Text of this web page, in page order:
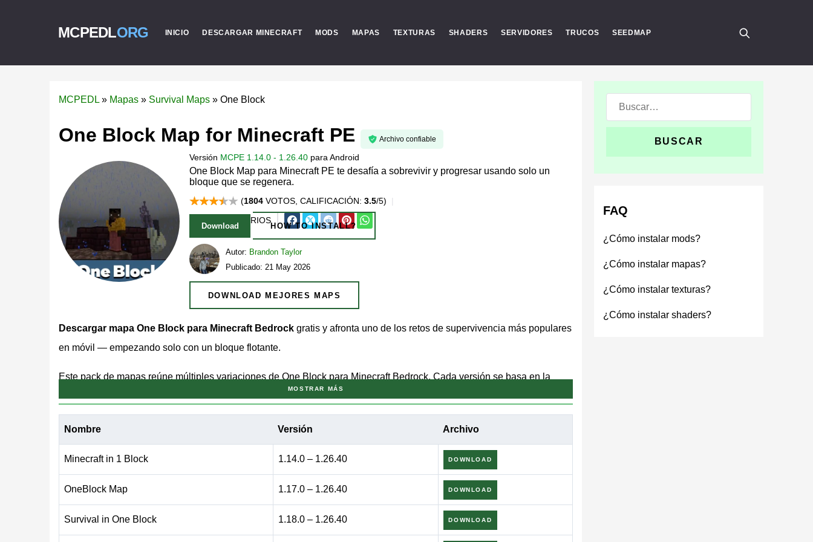
MCPEDLORG INICIO DESCARGAR MINECRAFT MODS MAPAS TEXTURAS SHADERS SERVIDORES TRUCOS SEEDMAP
MCPEDL » Mapas » Survival Maps » One Block
One Block Map for Minecraft PE Archivo confiable
Versión MCPE 1.14.0 - 1.26.40 para Android
One Block Map para Minecraft PE te desafía a sobrevivir y progresar usando solo un
bloque que se regenera.
(1804 VOTOS, CALIFICACIÓN: 3.5/5)
8 COMENTARIOS
Download HOW TO INSTALL?
Autor: Brandon Taylor
Publicado: 21 May 2026
DOWNLOAD MEJORES MAPS
Descargar mapa One Block para Minecraft Bedrock gratis y afronta uno de los retos de supervivencia más populares
en móvil — empezando solo con un bloque flotante.
Este pack de mapas reúne múltiples variaciones de One Block para Minecraft Bedrock. Cada versión se basa en la
Todas las versiones son gratuitas y funcionan en Android. No se necesitan mods — solo descarga, importa y empieza a
romper.
Cómo Funciona One Block
El jugador aparece sobre
sobre el vacío. Ese único bloque es la única fuente de recursos en todo el
MOSTRAR MÁS
Nombre Versión Archivo
Minecraft in 1 Block 1.14.0 – 1.26.40 DOWNLOAD
OneBlock Map 1.17.0 – 1.26.40 DOWNLOAD
Survival in One Block 1.18.0 – 1.26.40 DOWNLOAD
Buscar:
FAQ
¿Cómo instalar mods?
¿Cómo instalar mapas?
¿Cómo instalar texturas?
¿Cómo instalar shaders?